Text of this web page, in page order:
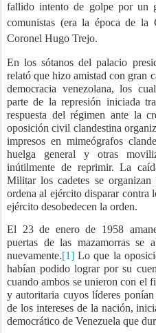
fallido intento de golpe por un
comunistas (era la época de la
Coronel Hugo Trejo.
En los sótanos del palacio
relató que hizo amistad con gran
democracia venezolana, los
parte de la represión iniciada
respuesta del régimen ante la
oposición civil clandestina
impresos en mimeógrafos
huelga general y otras
inútilmente de reprimir. La
Militar los cadetes se
ordena al ejército disparar contra
ejército desobedecen la orden.
El 23 de enero de 1958
puertas de las mazamorras
nuevamente.[1] Lo que la
habían podido lograr por su
cuando ambos se unieron con el
y autoritaria cuyos líderes
de los intereses de la nación,
democrático de Venezuela que